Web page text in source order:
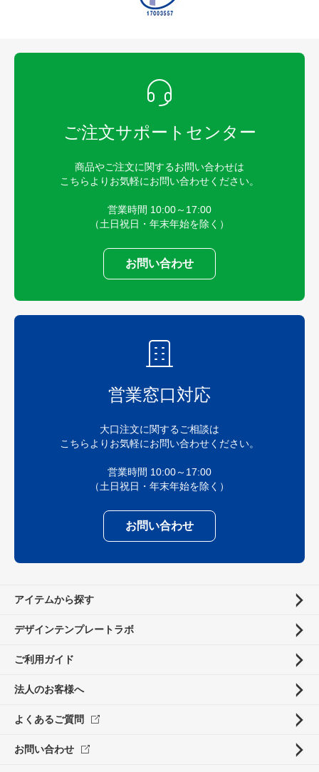
ご注文サポートセンター
商品やご注文に関するお問い合わせは
こちらよりお気軽にお問い合わせください。
営業時間 10:00～17:00
（土日祝日・年末年始を除く）
お問い合わせ
営業窓口対応
大口注文に関するご相談は
こちらよりお気軽にお問い合わせください。
営業時間 10:00～17:00
（土日祝日・年末年始を除く）
お問い合わせ
アイテムから探す
デザインテンプレートラボ
ご利用ガイド
法人のお客様へ
よくあるご質問
お問い合わせ